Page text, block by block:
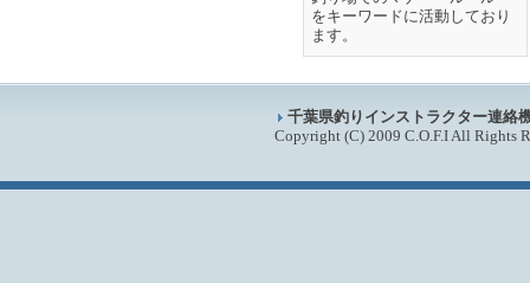
をキーワードに活動しており
ます。
千葉県釣りインストラクター連絡
Copyright (C) 2009 C.O.F.I All Rights